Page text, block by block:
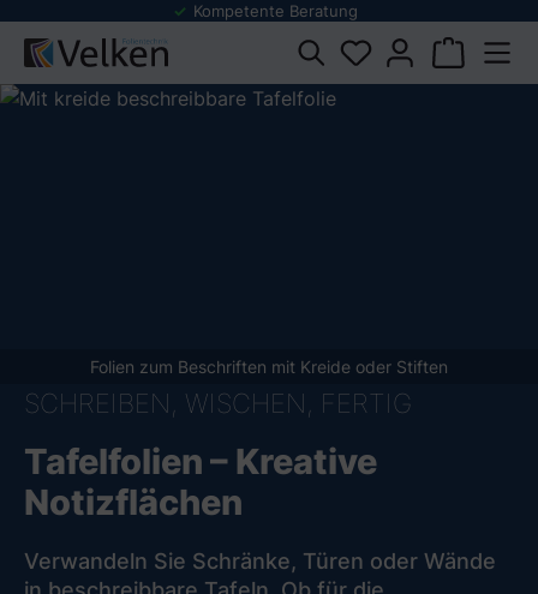
springen
Folienmuster Service
SCHREIBEN, WISCHEN, FERTIG
Tafelfolien – Kreative
Notizflächen
Verwandeln Sie Schränke, Türen oder Wände
Folien zum Beschriften mit Kreide oder Stiften